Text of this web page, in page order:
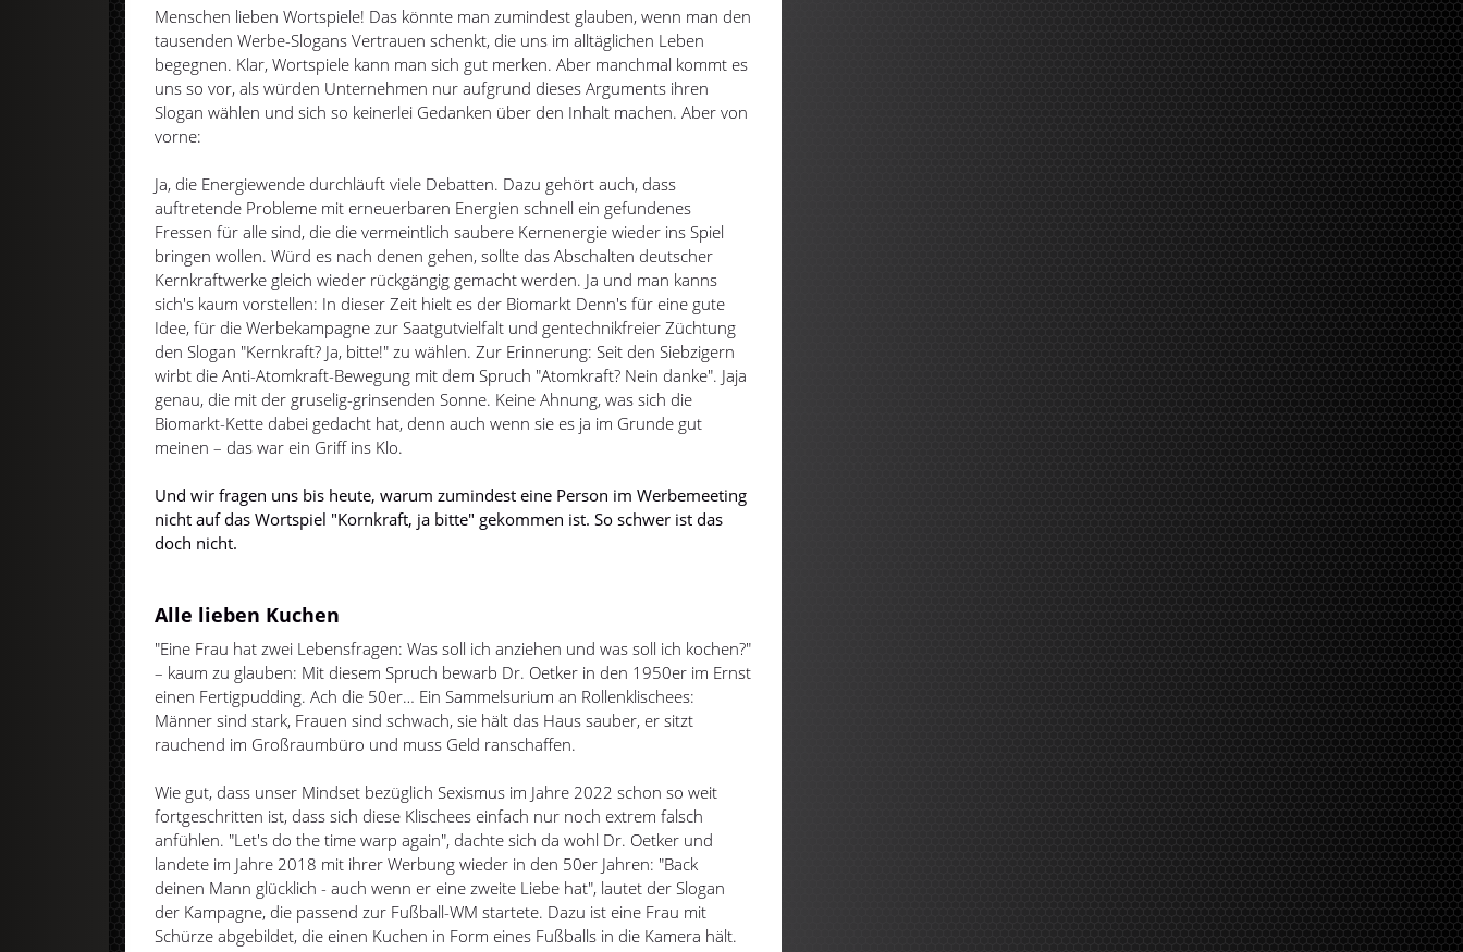
Menschen lieben Wortspiele! Das könnte man zumindest glauben, wenn man den
tausenden Werbe-Slogans Vertrauen schenkt, die uns im alltäglichen Leben
begegnen. Klar, Wortspiele kann man sich gut merken. Aber manchmal kommt es
uns so vor, als würden Unternehmen nur aufgrund dieses Arguments ihren
Slogan wählen und sich so keinerlei Gedanken über den Inhalt machen. Aber von
vorne:
Ja, die Energiewende durchläuft viele Debatten. Dazu gehört auch, dass
auftretende Probleme mit erneuerbaren Energien schnell ein gefundenes
Fressen für alle sind, die die vermeintlich saubere Kernenergie wieder ins Spiel
bringen wollen. Würd es nach denen gehen, sollte das Abschalten deutscher
Kernkraftwerke gleich wieder rückgängig gemacht werden. Ja und man kanns
sich's kaum vorstellen: In dieser Zeit hielt es der Biomarkt Denn's für eine gute
Idee, für die Werbekampagne zur Saatgutvielfalt und gentechnikfreier Züchtung
den Slogan "Kernkraft? Ja, bitte!" zu wählen. Zur Erinnerung: Seit den Siebzigern
wirbt die Anti-Atomkraft-Bewegung mit dem Spruch "Atomkraft? Nein danke". Jaja
genau, die mit der gruselig-grinsenden Sonne. Keine Ahnung, was sich die
Biomarkt-Kette dabei gedacht hat, denn auch wenn sie es ja im Grunde gut
meinen – das war ein Griff ins Klo.
Und wir fragen uns bis heute, warum zumindest eine Person im Werbemeeting
nicht auf das Wortspiel "Kornkraft, ja bitte" gekommen ist. So schwer ist das
doch nicht.
Alle lieben Kuchen
"Eine Frau hat zwei Lebensfragen: Was soll ich anziehen und was soll ich kochen?"
– kaum zu glauben: Mit diesem Spruch bewarb Dr. Oetker in den 1950er im Ernst
einen Fertigpudding. Ach die 50er… Ein Sammelsurium an Rollenklischees:
Männer sind stark, Frauen sind schwach, sie hält das Haus sauber, er sitzt
rauchend im Großraumbüro und muss Geld ranschaffen.
Wie gut, dass unser Mindset bezüglich Sexismus im Jahre 2022 schon so weit
fortgeschritten ist, dass sich diese Klischees einfach nur noch extrem falsch
anfühlen. "Let's do the time warp again", dachte sich da wohl Dr. Oetker und
landete im Jahre 2018 mit ihrer Werbung wieder in den 50er Jahren: "Back
deinen Mann glücklich - auch wenn er eine zweite Liebe hat", lautet der Slogan
der Kampagne, die passend zur Fußball-WM startete. Dazu ist eine Frau mit
Schürze abgebildet, die einen Kuchen in Form eines Fußballs in die Kamera hält.